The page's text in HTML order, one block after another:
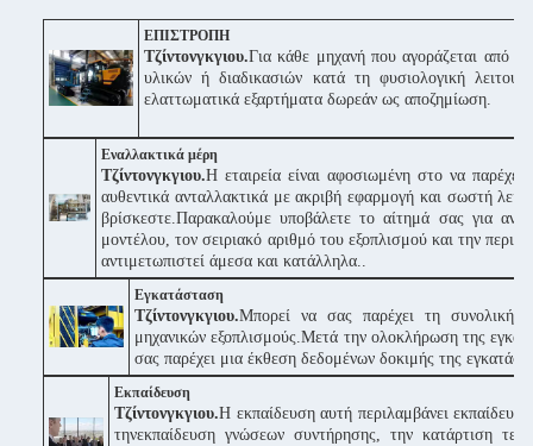
ΕΠΙΣΤΡΟΠΗ
Τζίντονγκγιου.Για κάθε μηχανή που αγοράζεται από
υλικών ή διαδικασιών κατά τη φυσιολογική
ελαττωματικά εξαρτήματα δωρεάν ως αποζημίωση.
Εναλλακτικά μέρη
Τζίντονγκγιου.Η εταιρεία είναι αφοσιωμένη στο να
αυθεντικά ανταλλακτικά με ακριβή εφαρμογή και σωστή
βρίσκεστε.Παρακαλούμε υποβάλετε το αίτημά σας για
μοντέλου, τον σειριακό αριθμό του εξοπλισμού και την
αντιμετωπιστεί άμεσα και κατάλληλα..
Εγκατάσταση
Τζίντονγκγιου.Μπορεί να σας παρέχει τη συνολική
μηχανικών εξοπλισμούς.Μετά την ολοκλήρωση της
σας παρέχει μια έκθεση δεδομένων δοκιμής της
Εκπαίδευση
Τζίντονγκγιου.Η εκπαίδευση αυτή περιλαμβάνει
τηνεκπαίδευση γνώσεων συντήρησης, την κατάρτιση